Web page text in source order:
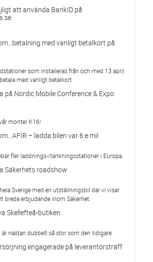
att använda BankID på
med vanligt betalkort på
som installeras från och med 13 april
med vanligt betalkort.
på Nordic Mobile Conference & Expo
monter K16!
– ladda bilen var 6:e mil
fler laddnings-/tankningsstationer i Europa.
Säkerhets roadshow
Sverige med en utställningsbil där vi visar
breda erbjudande inom Säkerhet.
Skellefteå-butiken
är nästan dubbelt så stor som den tidigare.
engagerade på leverantörsträff